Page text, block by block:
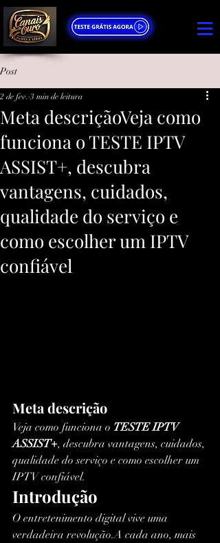
Post
Meta descriçãoVeja como
funciona o TESTE IPTV
ASSIST+, descubra
vantagens, cuidados,
qualidade do serviço e
como escolher um IPTV
confiável
2 de fev. 3 min de leitura
Meta descrição
Veja como funciona o TESTE IPTV
ASSIST+, descubra vantagens, cuidados,
qualidade do serviço e como escolher um
IPTV confiável.
Introdução
O entretenimento digital vive uma
verdadeira revolução.A cada ano, mais